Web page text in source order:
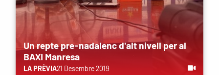
Un repte pre-nadalenc d'alt nivell per al
BAXI Manresa
LA PRÈVIA21 Desembre 2019